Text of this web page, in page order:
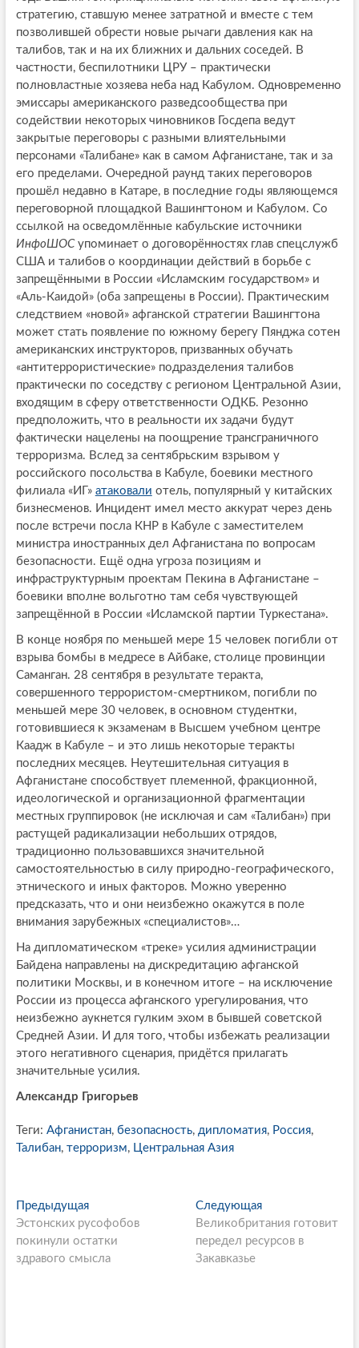
стратегию, ставшую менее затратной и вместе с тем
позволившей обрести новые рычаги давления как на
талибов, так и на их ближних и дальних соседей. В
частности, беспилотники ЦРУ – практически
полновластные хозяева неба над Кабулом. Одновременно
эмиссары американского разведсообщества при
содействии некоторых чиновников Госдепа ведут
закрытые переговоры с разными влиятельными
персонами «Талибане» как в самом Афганистане, так и за
его пределами. Очередной раунд таких переговоров
прошёл недавно в Катаре, в последние годы являющемся
переговорной площадкой Вашингтоном и Кабулом. Со
ссылкой на осведомлённые кабульские источники
ИнфоШОСупоминает о договорённостях глав спецслужб
США и талибов о координации действий в борьбе с
запрещёнными в России «Исламским государством» и
«Аль-Каидой» (оба запрещены в России). Практическим
следствием «новой» афганской стратегии Вашингтона
может стать появление по южному берегу Пянджа сотен
американских инструкторов, призванных обучать
«антитеррористические» подразделения талибов
практически по соседству с регионом Центральной Азии,
входящим в сферу ответственности ОДКБ. Резонно
предположить, что в реальности их задачи будут
фактически нацелены на поощрение трансграничного
терроризма. Вслед за сентябрьским взрывом у
российского посольства в Кабуле, боевики местного
филиала «ИГ» атаковали отель, популярный у китайских
бизнесменов. Инцидент имел место аккурат через день
после встречи посла КНР в Кабуле с заместителем
министра иностранных дел Афганистана по вопросам
безопасности. Ещё одна угроза позициям и
инфраструктурным проектам Пекина в Афганистане –
боевики вполне вольготно там себя чувствующей
запрещённой в России «Исламской партии Туркестана».
В конце ноября по меньшей мере 15 человек погибли от
взрыва бомбы в медресе в Айбаке, столице провинции
Саманган. 28 сентября в результате теракта,
совершенного террористом-смертником, погибли по
меньшей мере 30 человек, в основном студентки,
готовившиеся к экзаменам в Высшем учебном центре
Каадж в Кабуле – и это лишь некоторые теракты
последних месяцев. Неутешительная ситуация в
Афганистане способствует племенной, фракционной,
идеологической и организационной фрагментации
местных группировок (не исключая и сам «Талибан») при
растущей радикализации небольших отрядов,
традиционно пользовавшихся значительной
самостоятельностью в силу природно-географического,
этнического и иных факторов. Можно уверенно
предсказать, что и они неизбежно окажутся в поле
внимания зарубежных «специалистов»…
На дипломатическом «треке» усилия администрации
Байдена направлены на дискредитацию афганской
политики Москвы, и в конечном итоге – на исключение
России из процесса афганского урегулирования, что
неизбежно аукнется гулким эхом в бывшей советской
Средней Азии. И для того, чтобы избежать реализации
этого негативного сценария, придётся прилагать
значительные усилия.
Александр Григорьев
Теги: Афганистан, безопасность, дипломатия, Россия,
Талибан, терроризм, Центральная Азия
P
o
s
ПредыдущаяП
р
е
д
Эстонских русофобов
покинули остатки
здравого смысла
Следующая
л
е
Великобритания готовит
передел ресурсов в
Закавказье